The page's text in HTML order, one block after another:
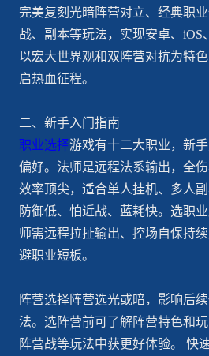
完美复刻光暗阵营对立、经典职
战、副本等玩法，实现安卓、iOS
以宏大世界观和双阵营对抗为特
启热血征程。
二、新手入门指南
职业选择游戏有十二大职业，新
偏好。法师是远程法系输出，全
效率顶尖，适合单人挂机、多人
防御低、怕近战、蓝耗快。选职
师需远程拉扯输出、控场自保持
避职业短板。
阵营选择阵营选光或暗，影响后续
法。选阵营前可了解阵营特色和
阵营战等玩法中获更好体验。 快